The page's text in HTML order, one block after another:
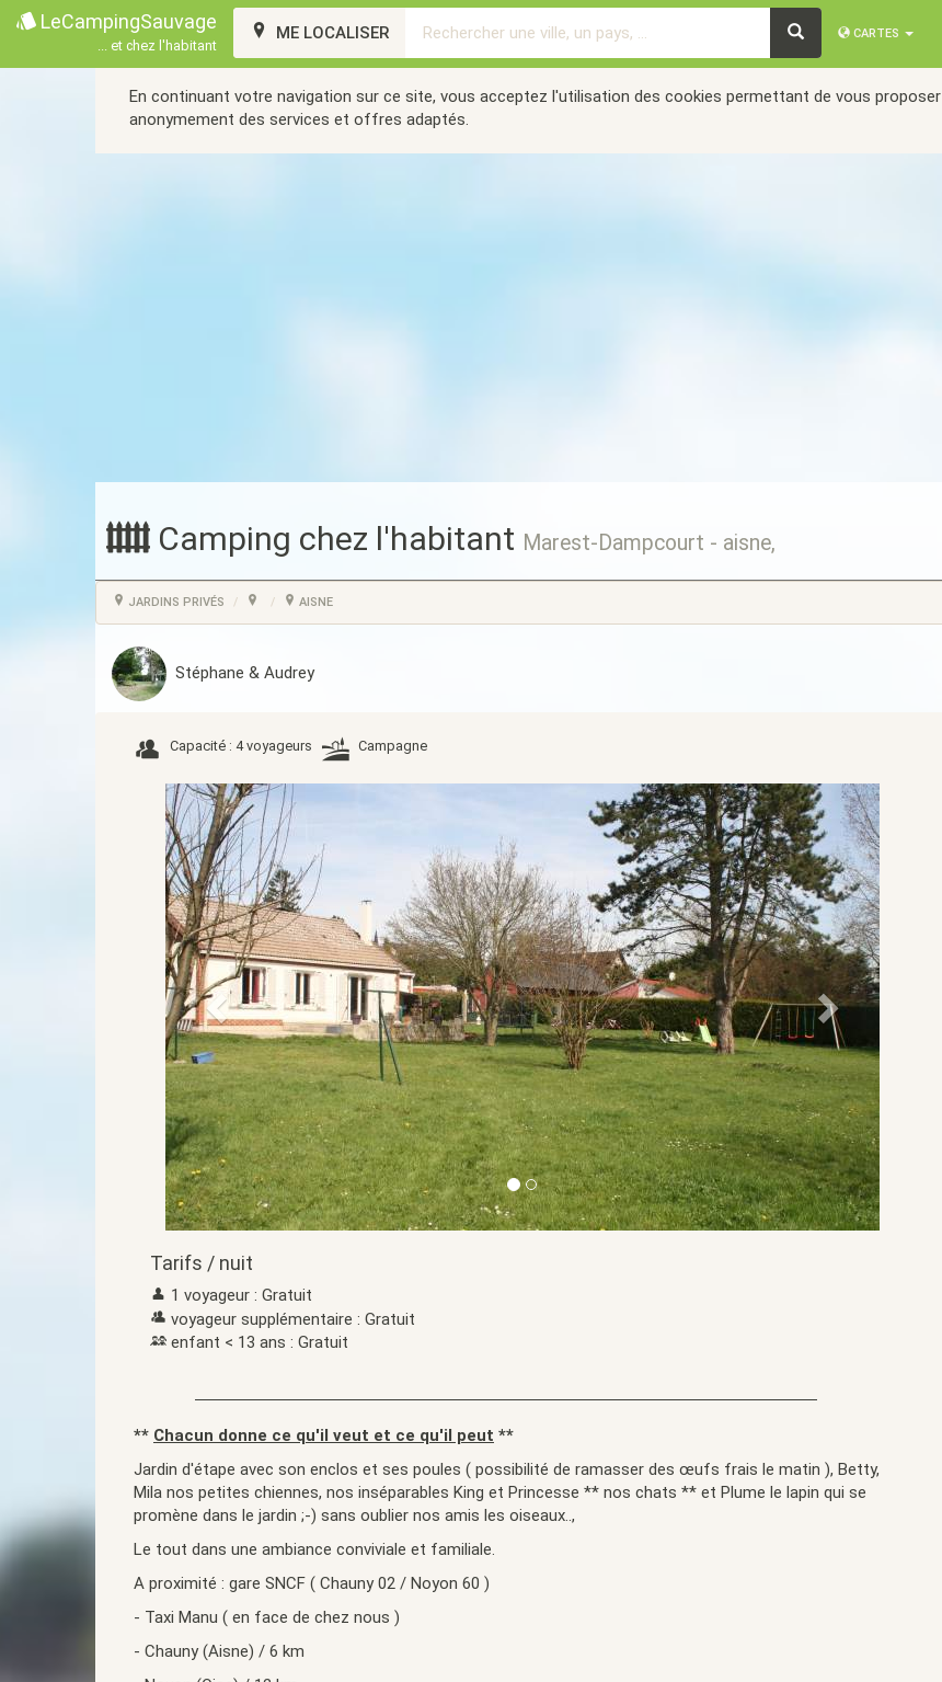
LeCampingSauvage
... et chez l'habitant
CARTES
ME LOCALISER
En continuant votre navigation sur ce site, vous acceptez l'utilisation des cookies permettant de vous proposer
anonymement des services et offres adaptés.
Camping chez l'habitant Marest-Dampcourt - aisne,
JARDINS PRIVÉS AISNE
Stéphane & Audrey
Capacité : 4 voyageurs Campagne
Précédent Suivant
Tarifs / nuit
1 voyageur : Gratuit
voyageur supplémentaire : Gratuit
enfant < 13 ans : Gratuit
** Chacun donne ce qu'il veut et ce qu'il peut **
Jardin d'étape avec son enclos et ses poules ( possibilité de ramasser des œufs frais le matin ), Betty,
Mila nos petites chiennes, nos inséparables King et Princesse ** nos chats ** et Plume le lapin qui se
promène dans le jardin ;-) sans oublier nos amis les oiseaux..,
Le tout dans une ambiance conviviale et familiale.
A proximité : gare SNCF ( Chauny 02 / Noyon 60 )
- Taxi Manu ( en face de chez nous )
- Chauny (Aisne) / 6 km